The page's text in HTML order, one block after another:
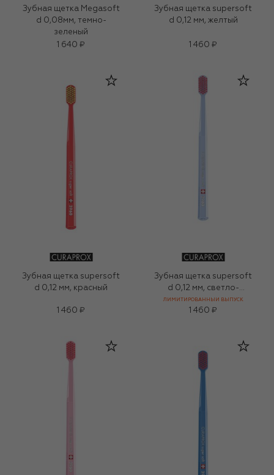
Зубная щетка Megasoft
d 0,08мм, темно-
зеленый
1 640 ₽
Зубная щетка supersoft
d 0,12 мм, желтый
1 460 ₽
Зубная щетка supersoft
d 0,12 мм, красный
1 460 ₽
Зубная щетка supersoft
d 0,12 мм, светло-
голубой
ЛИМИТИРОВАННЫЙ ВЫПУСК
1 460 ₽